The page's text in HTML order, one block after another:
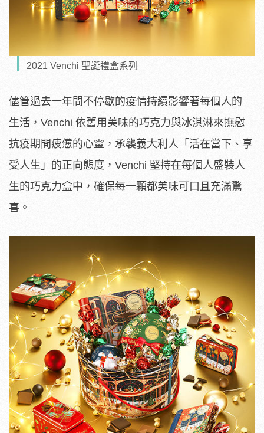
2021 Venchi 聖誕禮盒系列
儘管過去一年間不停歇的疫情持續影響著每個人的
生活，Venchi 依舊用美味的巧克力與冰淇淋來撫慰
抗疫期間疲憊的心靈，承襲義大利人「活在當下、享
受人生」的正向態度，Venchi 堅持在每個人盛裝人
生的巧克力盒中，確保每一顆都美味可口且充滿驚
喜。